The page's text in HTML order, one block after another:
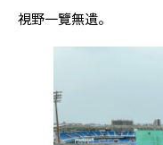
視野一覽無遺。